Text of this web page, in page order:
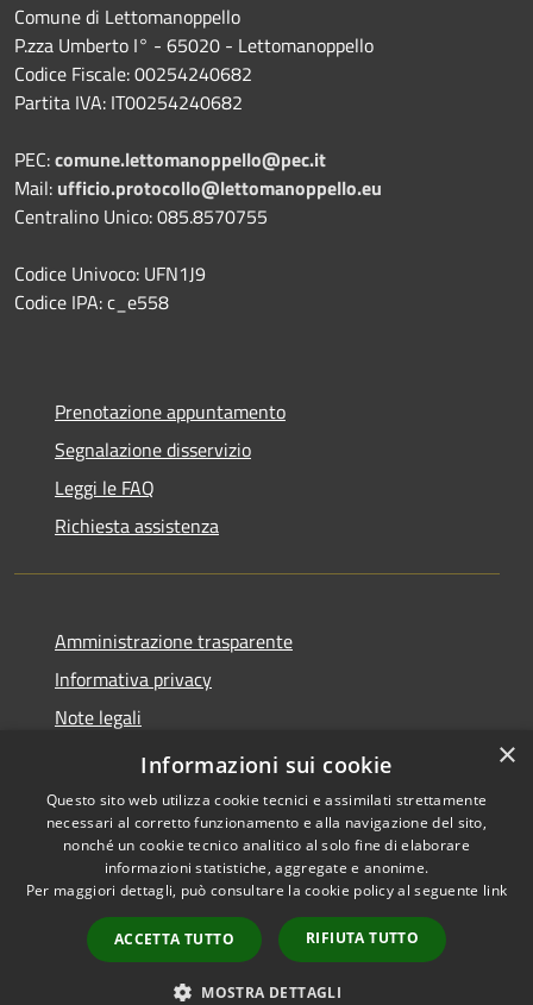
Comune di Lettomanoppello
P.zza Umberto I° - 65020 - Lettomanoppello
Codice Fiscale: 00254240682
Partita IVA: IT00254240682
PEC:comune.lettomanoppello@pec.it
Mail: ufficio.protocollo@lettomanoppello.eu
Centralino Unico: 085.8570755
Codice Univoco: UFN1J9
Codice IPA: c_e558
Prenotazione appuntamento
Segnalazione disservizio
Leggi le FAQ
Richiesta assistenza
Amministrazione trasparente
Informativa privacy
Note legali
Dichiarazione di accessibilità
Accessibilità
Copyright © 2026 • Comune di
Lettomanoppello • Powered by
Municipium•
Accesso
redazione
×
Informazioni sui cookie
Questo sito web utilizza cookie tecnici e assimilati strettamente
necessari al corretto funzionamento e alla navigazione del sito,
nonché un cookie tecnico analitico al solo fine di elaborare
informazioni statistiche, aggregate e anonime.
Per maggiori dettagli, può consultare la cookie policy al seguente link
ACCETTA TUTTO RIFIUTA TUTTO
MOSTRA DETTAGLI